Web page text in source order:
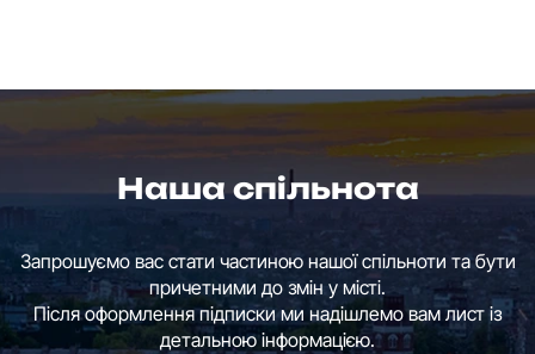
Наша спільнота
Запрошуємо вас стати частиною нашої спільноти та бути
причетними до змін у місті.
Після оформлення підписки ми надішлемо вам лист із
детальною інформацією.